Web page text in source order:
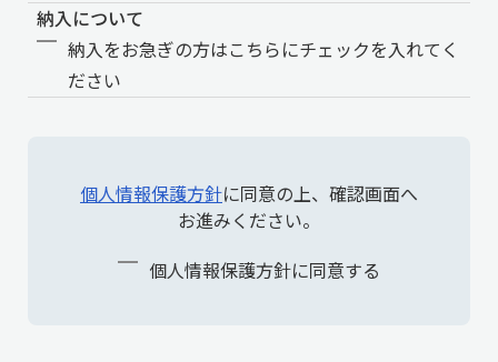
納入について
納入をお急ぎの方はこちらにチェックを入れてく
ださい
個人情報保護方針に同意の上、確認画面へ
お進みください。
個人情報保護方針に同意する